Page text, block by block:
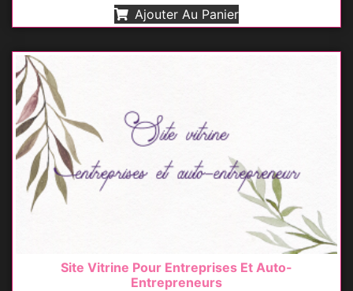
Ajouter Au Panier
Site Vitrine Pour Entreprises Et Auto-
Entrepreneurs